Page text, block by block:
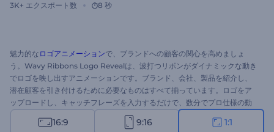
3K+ エクスポート数 8 秒
魅力的な ロゴアニメーションで、ブランドへの顧客の関心を高めましょ
う。Wavy Ribbons Logo Revealは、波打つリボンがダイナミックな動き
でロゴを映し出すアニメーションです。ブランド、会社、製品を紹介し、
潜在顧客を引き付けるために必要なものはすべて揃っています。ロゴをア
ップロードし、キャッチフレーズを入力するだけで、数分でプロ仕様の動
画オープナーが完成します。ブランドプロモーション、新会社プレゼンテ
ーション、製品紹介など、様々なプロジェクトに最適です。今すぐお試し
16:9 9:16 1:1